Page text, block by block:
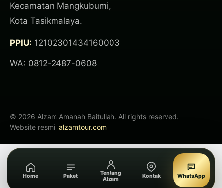
Home Paket
Tentang
Alzam
Kontak WhatsApp
Kecamatan Mangkubumi,
Kota Tasikmalaya.
PPIU: 12102301434160003
WA: 0812-2487-0608
© 2026 Alzam Amanah Baitullah. All rights reserved.
Website resmi: alzamtour.com